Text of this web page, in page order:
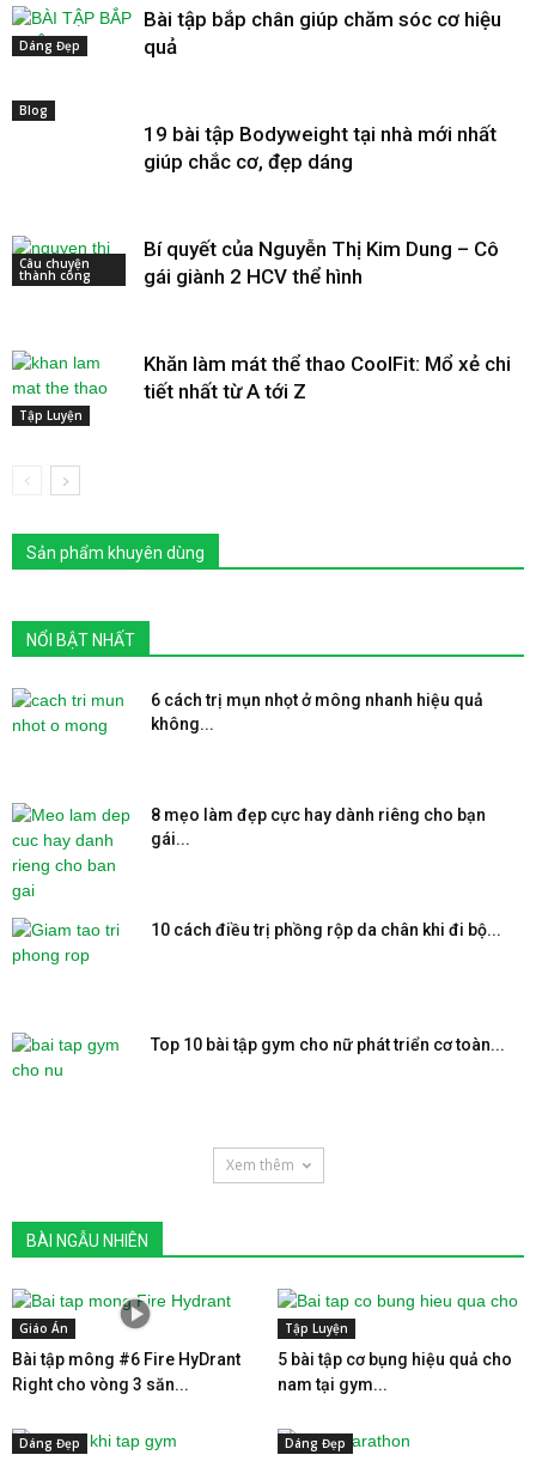
Dáng Đẹp
Bài tập bắp chân giúp chăm sóc cơ hiệu
quả
Blog
19 bài tập Bodyweight tại nhà mới nhất
giúp chắc cơ, đẹp dáng
Câu chuyện
thành công
Bí quyết của Nguyễn Thị Kim Dung – Cô
gái giành 2 HCV thể hình
Tập Luyện
Khăn làm mát thể thao CoolFit: Mổ xẻ chi
tiết nhất từ A tới Z
Sản phẩm khuyên dùng
NỔI BẬT NHẤT
6 cách trị mụn nhọt ở mông nhanh hiệu quả
không...
8 mẹo làm đẹp cực hay dành riêng cho bạn
gái...
10 cách điều trị phồng rộp da chân khi đi bộ...
Top 10 bài tập gym cho nữ phát triển cơ toàn...
Xem thêm
BÀI NGẪU NHIÊN
Giáo Án
Bài tập mông #6 Fire HyDrant
Right cho vòng 3 săn...
Tập Luyện
5 bài tập cơ bụng hiệu quả cho
nam tại gym...
Dáng Đẹp Dáng Đẹp